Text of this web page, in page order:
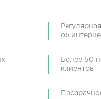
об
Более 50
клиентов